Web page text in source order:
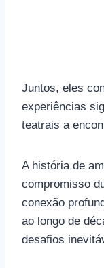
Juntos, eles
experiências
teatrais a
A história de
compromisso
conexão
ao longo de
desafios